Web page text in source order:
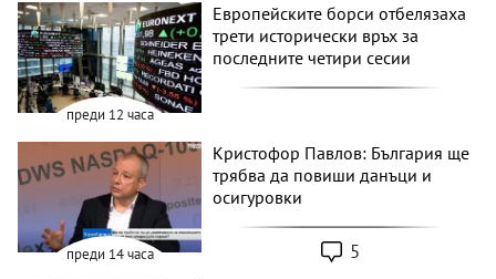
преди 12 часа
Европейските борси отбелязаха
трети исторически връх за
последните четири сесии
преди 14 часа
Кристофор Павлов: България ще
трябва да повиши данъци и
осигуровки
5